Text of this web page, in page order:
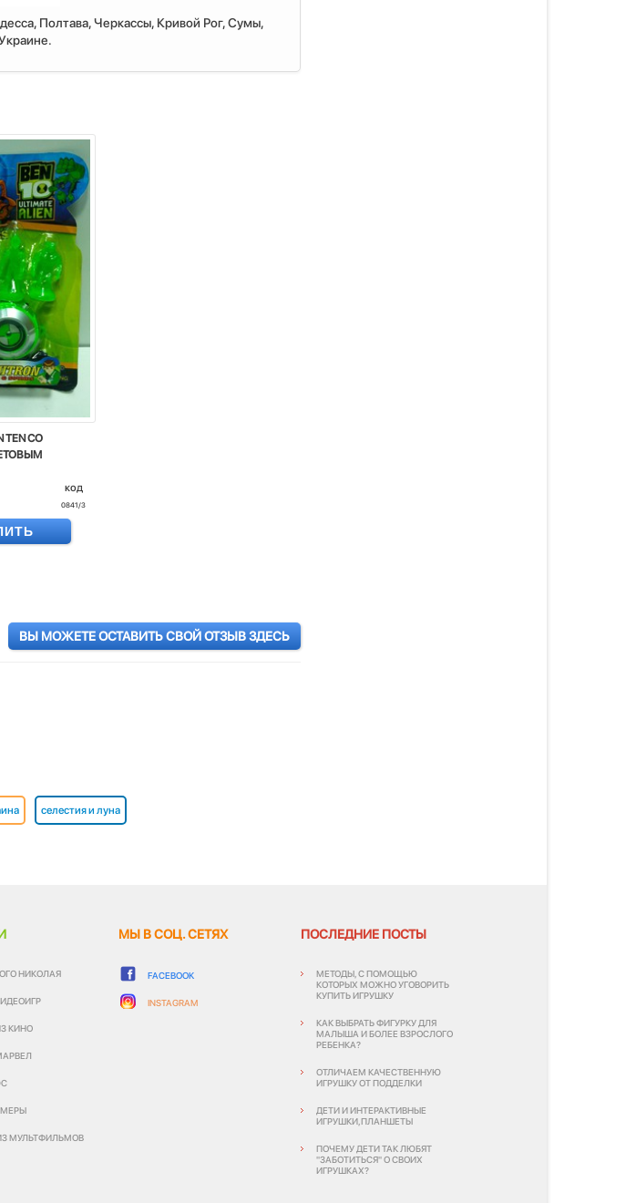
Полтава, Черкассы, Кривой Рог, Сумы,
TEN СО
код
0841/3
ВЫ МОЖЕТЕ ОСТАВИТЬ СВОЙ ОТЗЫВ ЗДЕСЬ
селестия и луна
НИКОЛАЯ
КИНО
МУЛЬТФИЛЬМОВ
МЫ В СОЦ. СЕТЯХ
FACEBOOK
INSTAGRAM
ПОСЛЕДНИЕ ПОСТЫ
МЕТОДЫ, С ПОМОЩЬЮ
КОТОРЫХ МОЖНО УГОВОРИТЬ
КУПИТЬ ИГРУШКУ
КАК ВЫБРАТЬ ФИГУРКУ ДЛЯ
МАЛЫША И БОЛЕЕ ВЗРОСЛОГО
РЕБЕНКА?
ОТЛИЧАЕМ КАЧЕСТВЕННУЮ
ИГРУШКУ ОТ ПОДДЕЛКИ
ДЕТИ И ИНТЕРАКТИВНЫЕ
ИГРУШКИ,ПЛАНШЕТЫ
ПОЧЕМУ ДЕТИ ТАК ЛЮБЯТ
"ЗАБОТИТЬСЯ" О СВОИХ
ИГРУШКАХ?